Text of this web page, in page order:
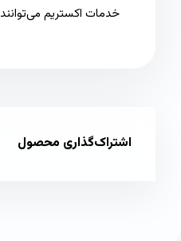
خدمات اکستریم می‌توانند
اشتراک‌گذاری محصول